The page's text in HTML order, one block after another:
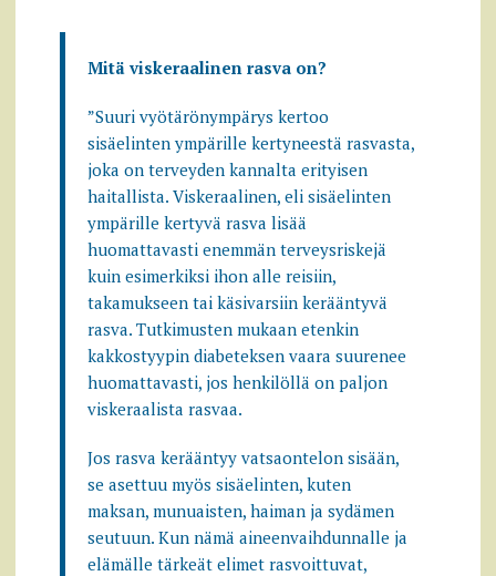
Mitä viskeraalinen rasva on?
”Suuri vyötärönympärys kertoo
sisäelinten ympärille kertyneestä rasvasta,
joka on terveyden kannalta erityisen
haitallista. Viskeraalinen, eli sisäelinten
ympärille kertyvä rasva lisää
huomattavasti enemmän terveysriskejä
kuin esimerkiksi ihon alle reisiin,
takamukseen tai käsivarsiin kerääntyvä
rasva. Tutkimusten mukaan etenkin
kakkostyypin diabeteksen vaara suurenee
huomattavasti, jos henkilöllä on paljon
viskeraalista rasvaa.
Jos rasva kerääntyy vatsaontelon sisään,
se asettuu myös sisäelinten, kuten
maksan, munuaisten, haiman ja sydämen
seutuun. Kun nämä aineenvaihdunnalle ja
elämälle tärkeät elimet rasvoittuvat,